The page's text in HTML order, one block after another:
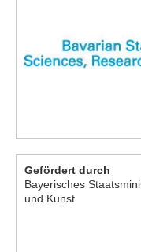
Gefördert durch
Bayerisches
und Kunst